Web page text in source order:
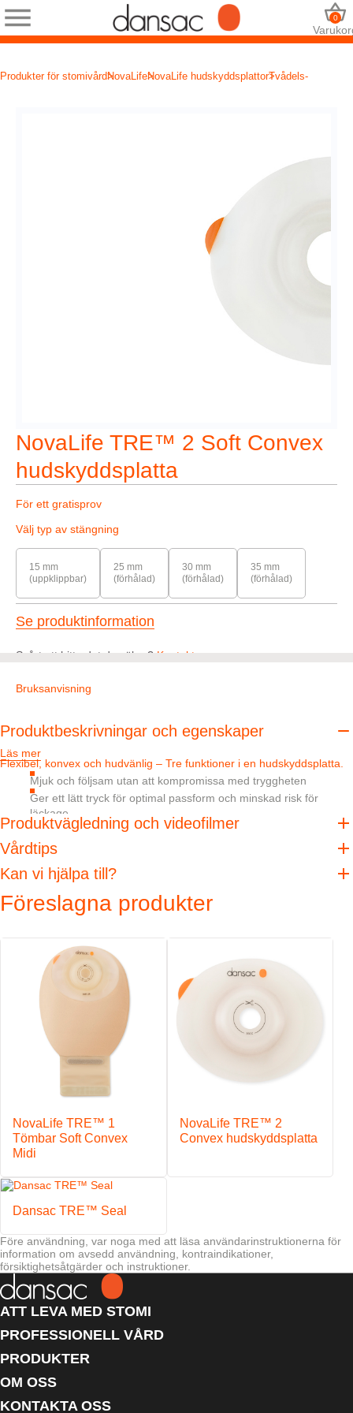
0
Produkter för stomivårdNovaLifeNovaLife hudskyddsplattorTvådels-
NovaLife TRE™ 2 Soft Convex
hudskyddsplatta
För ett gratisprov
Välj typ av stängning
15 mm
(uppklippbar)
25 mm
(förhålad)
30 mm
(förhålad)
35 mm
(förhålad)
Se produktinformation
Svårt att hitta det du söker? Kontakta oss
Bruksanvisning
Produktbeskrivningar och egenskaper
Flexibel, konvex och hudvänlig – Tre funktioner i en hudskyddsplatta.
Mjuk och följsam utan att kompromissa med tryggheten
Ger ett lätt tryck för optimal passform och minskad risk för
läckage
Absorption, vidhäftning och pH-buffert – TRE™ hudskyddsplatta
teknologi hjälper till att hålla huden frisk
Egenskaper
6 mm mjuk konvexitet hjälper till att trycka in stomin i påsen och
Säkert kopplingssystem som avger ett hörbart klick vid anslutning till
hudskyddsplattan
Flexibel kopplingsring utformad för att följa kroppskonturen -
förhindrar tryck på buken
Läs mer
Produktvägledning och videofilmer
Vårdtips
Kan vi hjälpa till?
Föreslagna produkter
NovaLife TRE™ 1
Tömbar Soft Convex
Midi
NovaLife TRE™ 2
Convex hudskyddsplatta
Dansac TRE™ Seal
Före användning, var noga med att läsa användarinstruktionerna för
information om avsedd användning, kontraindikationer,
försiktighetsåtgärder och instruktioner.
ATT LEVA MED STOMI
PROFESSIONELL VÅRD
PRODUKTER
OM OSS
KONTAKTA OSS